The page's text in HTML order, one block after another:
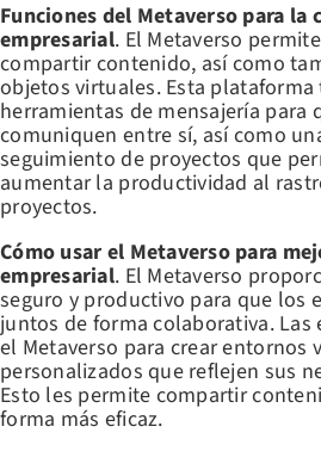
Funciones del Metaverso para la
empresarial. El Metaverso
compartir contenido, así como
objetos virtuales. Esta
herramientas de mensajería para
comuniquen entre sí, así como
seguimiento de proyectos que
aumentar la productividad al
proyectos.
Cómo usar el Metaverso para
empresarial. El Metaverso
seguro y productivo para que los
juntos de forma colaborativa. Las
el Metaverso para crear entornos
personalizados que reflejen sus
Esto les permite compartir
forma más eficaz.